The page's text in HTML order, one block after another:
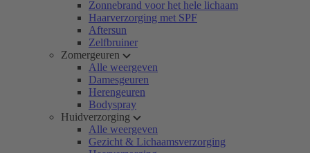
Zonnebrand voor het hele lichaam
Haarverzorging met SPF
Aftersun
Zelfbruiner
Zomergeuren
Alle weergeven
Damesgeuren
Herengeuren
Bodyspray
Huidverzorging
Alle weergeven
Gezicht & Lichaamsverzorging